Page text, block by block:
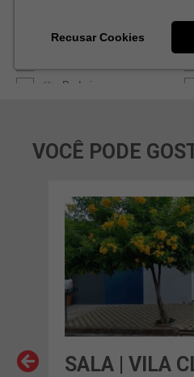
VOCÊ PODE
SALA | VILA